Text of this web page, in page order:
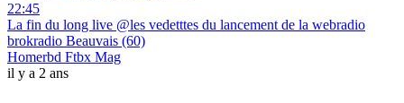
22:45
La fin du long live @les vedetttes du lancement de la webradio
brokradio Beauvais (60)
Homerbd Ftbx Mag
il y a 2 ans